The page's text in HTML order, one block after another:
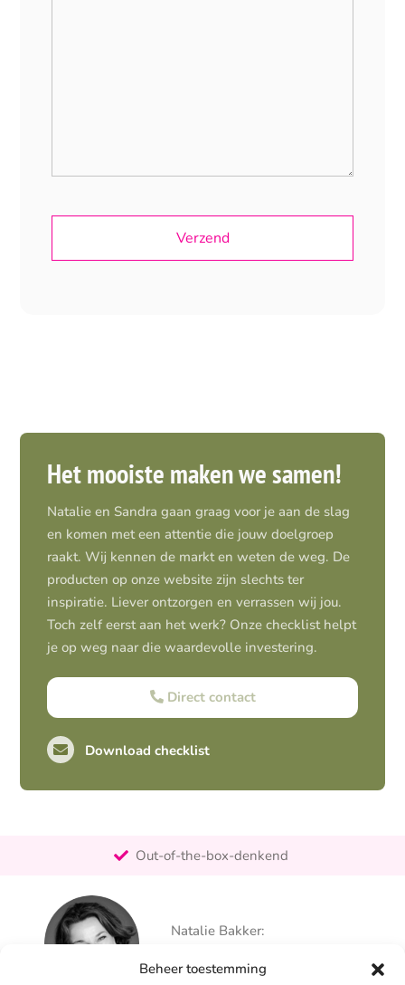
Beheer toestemming
Het mooiste maken we samen!
Natalie en Sandra gaan graag voor je aan de slag
en komen met een attentie die jouw doelgroep
raakt. Wij kennen de markt en weten de weg. De
producten op onze website zijn slechts ter
inspiratie. Liever ontzorgen en verrassen wij jou.
Toch zelf eerst aan het werk? Onze checklist helpt
je op weg naar die waardevolle investering.
Direct contact
Download checklist
Out-of-the-box-denkend
Persoonlijk
Natalie Bakker:
info@alertpromotie.nl